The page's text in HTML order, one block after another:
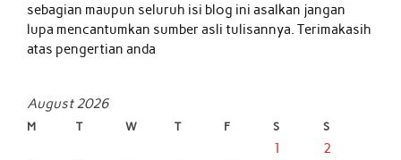
sebagian maupun seluruh isi blog ini asalkan jangan
lupa mencantumkan sumber asli tulisannya. Terimakasih
atas pengertian anda
August 2026
M T W T F S S
1
2